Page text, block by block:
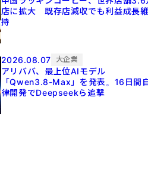
店に拡大 既存店減収でも利益成長
持
2026.08.07 大企業
アリババ、最上位AIモデル
「Qwen3.8-Max」を発表。16日間
律開発でDeepseekら追撃